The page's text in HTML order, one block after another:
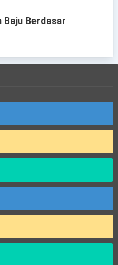
Berdasar